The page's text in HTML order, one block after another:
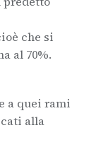
che si
al 70%.
a quei rami
alla